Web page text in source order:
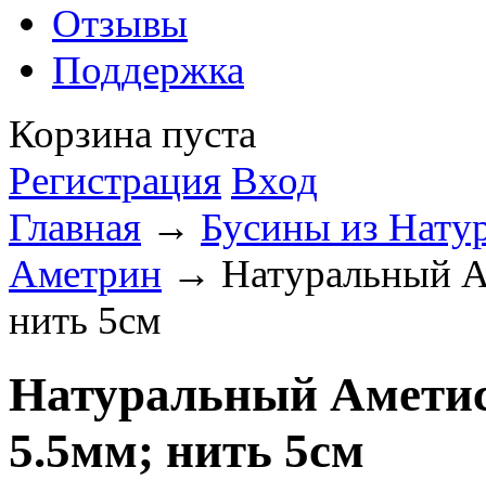
Отзывы
Поддержка
Корзина пуста
Регистрация Вход
Главная → Бусины из
Аметрин → Натуральный
нить 5см
Натуральный
5.5мм; нить 5см